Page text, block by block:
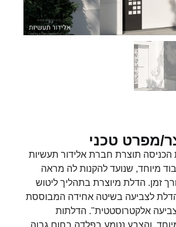
טכני
תוצרת חברת אלידור תעשיות
שנועד להקנות לה מראה
הדלת מיוצרת בתהליך ליטוש
לצביעה בשיטה אחידה המבוססת
אלקטרוסטטית". הדלתות
והצבע נטמע בפלדה בחום גבוה